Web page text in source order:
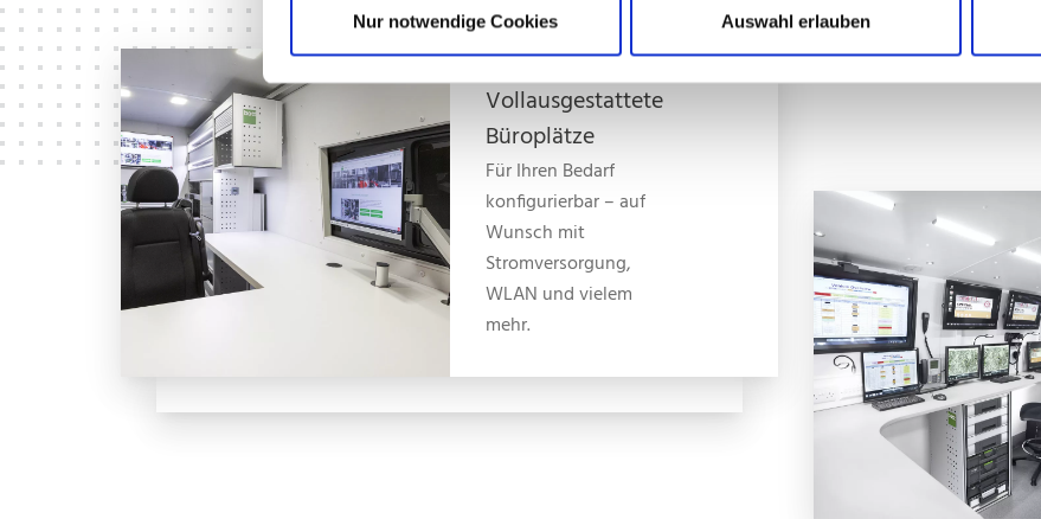
Nur notwendige Cookies Auswahl erlauben
Vollausgestattete
Büroplätze
Für Ihren Bedarf
konfigurierbar – auf
Wunsch mit
Stromversorgung,
WLAN und vielem
mehr.